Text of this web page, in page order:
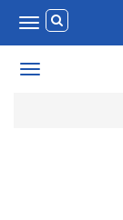
Toggle
Toggle